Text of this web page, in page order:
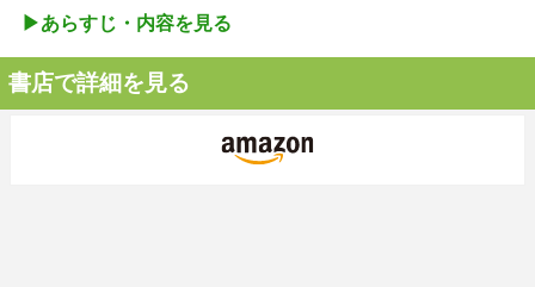
▶︎あらすじ・内容を見る
書店で詳細を見る